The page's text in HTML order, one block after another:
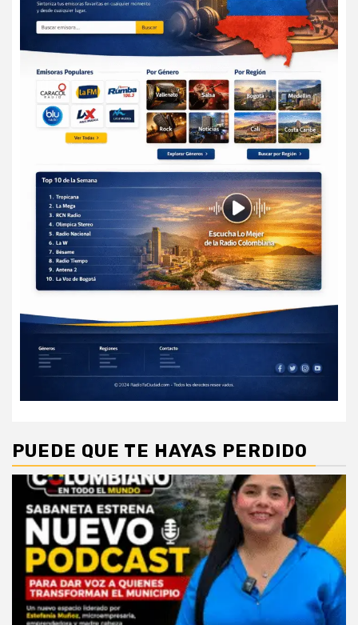
PUEDE QUE TE HAYAS PERDIDO